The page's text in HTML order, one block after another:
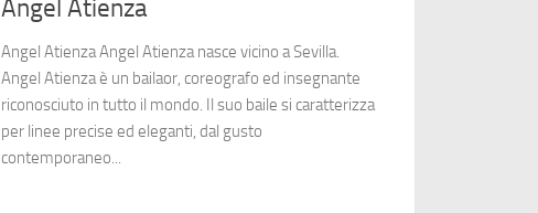
Angel Atienza
Angel Atienza Angel Atienza nasce vicino a Sevilla.
Angel Atienza è un bailaor, coreografo ed insegnante
riconosciuto in tutto il mondo. Il suo baile si caratterizza
per linee precise ed eleganti, dal gusto
contemporaneo...